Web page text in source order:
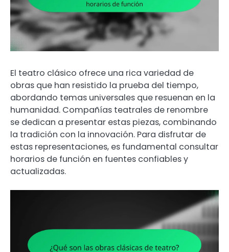
El teatro clásico ofrece una rica variedad de
obras que han resistido la prueba del tiempo,
abordando temas universales que resuenan en la
humanidad. Compañías teatrales de renombre
se dedican a presentar estas piezas, combinando
la tradición con la innovación. Para disfrutar de
estas representaciones, es fundamental consultar
horarios de función en fuentes confiables y
actualizadas.